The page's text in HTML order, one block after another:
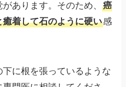
あります。そのため、癌
着して石のように硬い感
に根を張っているような